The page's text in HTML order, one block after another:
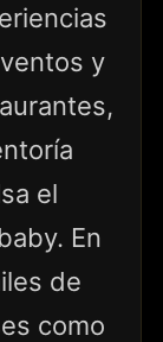
y
el
En
de
como